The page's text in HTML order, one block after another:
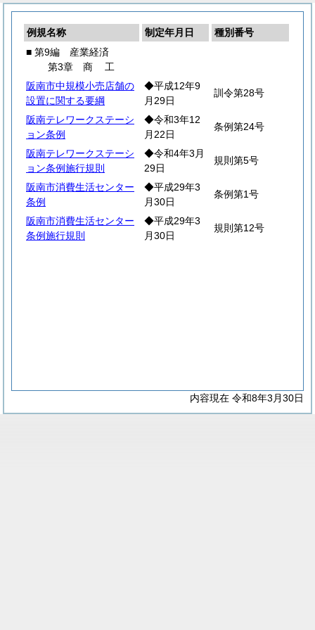
例規名称 制定年月日
種別番号
■ 第9編 産業経済
第3章 商 工
阪南市中規模小売店舗の
設置に関する要綱
◆平成12年9
月29日
訓令第28号
阪南テレワークステーシ
ョン条例
◆令和3年12
月22日
条例第24号
阪南テレワークステーシ
ョン条例施行規則
◆令和4年3月
29日
規則第5号
阪南市消費生活センター
条例
◆平成29年3
月30日
条例第1号
阪南市消費生活センター
条例施行規則
◆平成29年3
月30日
規則第12号
内容現在 令和8年3月30日